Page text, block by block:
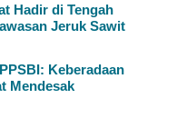
Hadir di Tengah
Jeruk Sawit
Keberadaan
Mendesak